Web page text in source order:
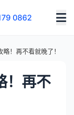
0862
！再不看就晚了！
！再不